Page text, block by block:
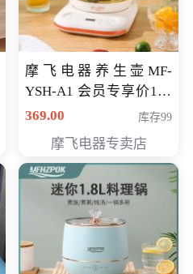
摩飞电器养生壶MF-
YSH-A1 会员专享价198
元
369.00 库存99
摩飞电器专卖店